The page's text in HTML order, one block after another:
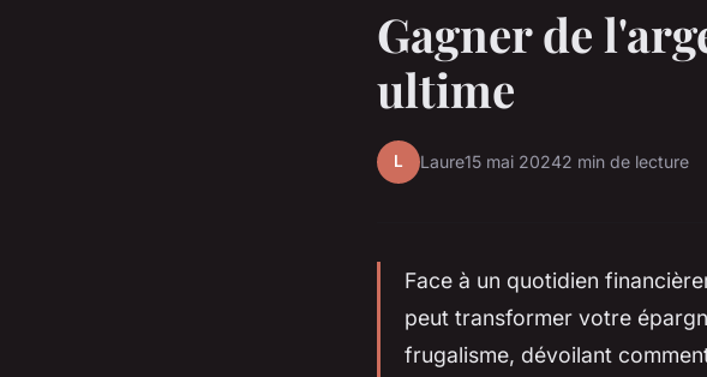
Gagner de
ultime
L Laure15 mai 20242 min de lecture
Face à un quotidien
peut transformer votre
frugalisme, dévoilant